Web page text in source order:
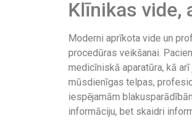
Klīnikas vide,
Moderni aprīkota vide un
procedūras veikšanai.
medicīniskā aparatūra, kā
mūsdienīgas telpas,
iespējamām
informāciju, bet skaidri